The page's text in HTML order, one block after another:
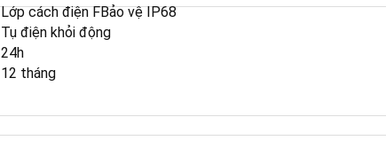
Lớp cách điện FBảo vệ IP68
Tụ điện khỏi động
24h
12 tháng